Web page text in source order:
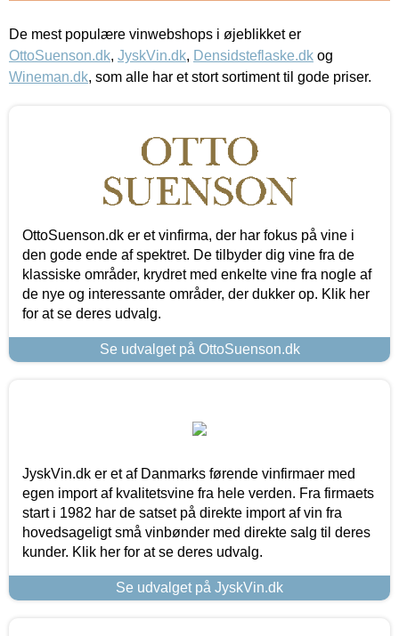
De mest populære vinwebshops i øjeblikket er
OttoSuenson.dk, JyskVin.dk, Densidsteflaske.dk og
Wineman.dk, som alle har et stort sortiment til gode priser.
OttoSuenson.dk er et vinfirma, der har fokus på vine i
den gode ende af spektret. De tilbyder dig vine fra de
klassiske områder, krydret med enkelte vine fra nogle af
de nye og interessante områder, der dukker op. Klik her
for at se deres udvalg.
Se udvalget på OttoSuenson.dk
JyskVin.dk er et af Danmarks førende vinfirmaer med
egen import af kvalitetsvine fra hele verden. Fra firmaets
start i 1982 har de satset på direkte import af vin fra
hovedsageligt små vinbønder med direkte salg til deres
kunder. Klik her for at se deres udvalg.
Se udvalget på JyskVin.dk